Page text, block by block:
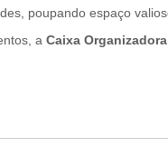
poupando espaço
a Caixa